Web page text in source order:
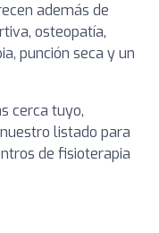
además de
osteopatía,
punción seca y un
cerca tuyo,
listado para
de fisioterapia